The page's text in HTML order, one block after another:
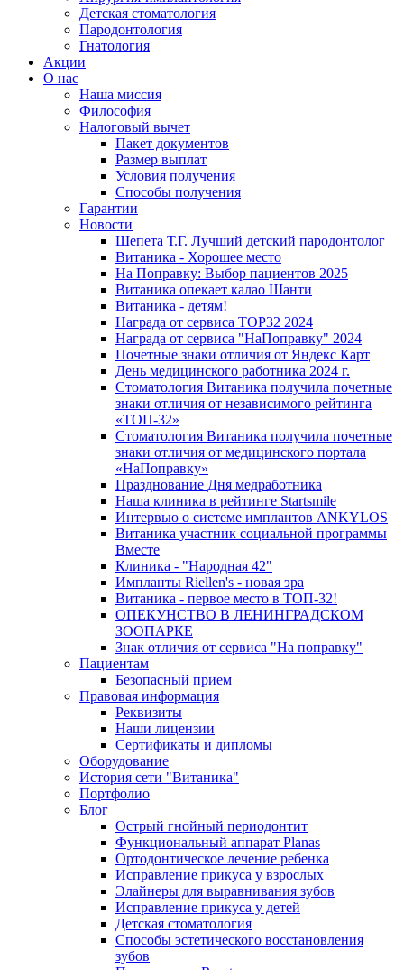
Детская стоматология
Пародонтология
Гнатология
Акции
О нас
Наша миссия
Философия
Налоговый вычет
Пакет документов
Размер выплат
Условия получения
Способы получения
Гарантии
Новости
Шепета Т.Г. Лучший детский пародонтолог
Витаника - Хорошее место
На Поправку: Выбор пациентов 2025
Витаника опекает калао Шанти
Витаника - детям!
Награда от сервиса TOP32 2024
Награда от сервиса "НаПоправку" 2024
Почетные знаки отличия от Яндекс Карт
День медицинского работника 2024 г.
Стоматология Витаника получила почетные
знаки отличия от независимого рейтинга
«ТОП-32»
Стоматология Витаника получила почетные
знаки отличия от медицинского портала
«НаПоправку»
Празднование Дня медработника
Наша клиника в рейтинге Startsmile
Интервью о системе имплантов ANKYLOS
Витаника участник социальной программы
Вместе
Клиника - "Народная 42"
Импланты Riellen's - новая эра
Витаника - первое место в ТОП-32!
ОПЕКУНСТВО В ЛЕНИНГРАДСКОМ
ЗООПАРКЕ
Знак отличия от сервиса "На поправку"
Пациентам
Безопасный прием
Правовая информация
Реквизиты
Наши лицензии
Сертификаты и дипломы
Оборудование
История сети "Витаника"
Портфолио
Блог
Острый гнойный периодонтит
Функциональный аппарат Planas
Ортодонтическое лечение ребенка
Исправление прикуса у взрослых
Элайнеры для выравнивания зубов
Исправление прикуса у детей
Детская стоматология
Способы эстетического восстановления
зубов